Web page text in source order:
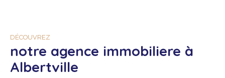
DÉCOUVREZ
notre agence immobiliere à
Albertville